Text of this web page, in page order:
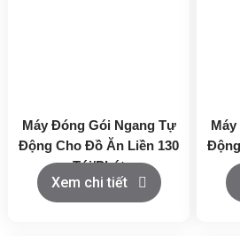
Máy Đóng Gói Ngang Tự
Động Cho Đồ Ăn Liền 130
Túi/Phút
Xem chi tiết